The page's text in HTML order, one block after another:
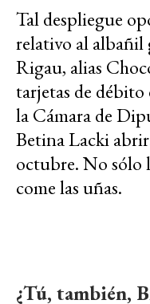
Tal despliegue
relativo al albañil
Rigau, alias
tarjetas de débito
la Cámara de
Betina Lacki
octubre. No sólo
come las uñas.
¿Tú, también,